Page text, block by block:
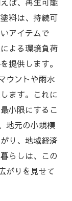
料は、持続可
アイテムで
よる環境負荷
提供します。
ウントや雨水
ます。これに
小限にするこ
地元の小規模
り、地域経済
らしは、この
がりを見せて